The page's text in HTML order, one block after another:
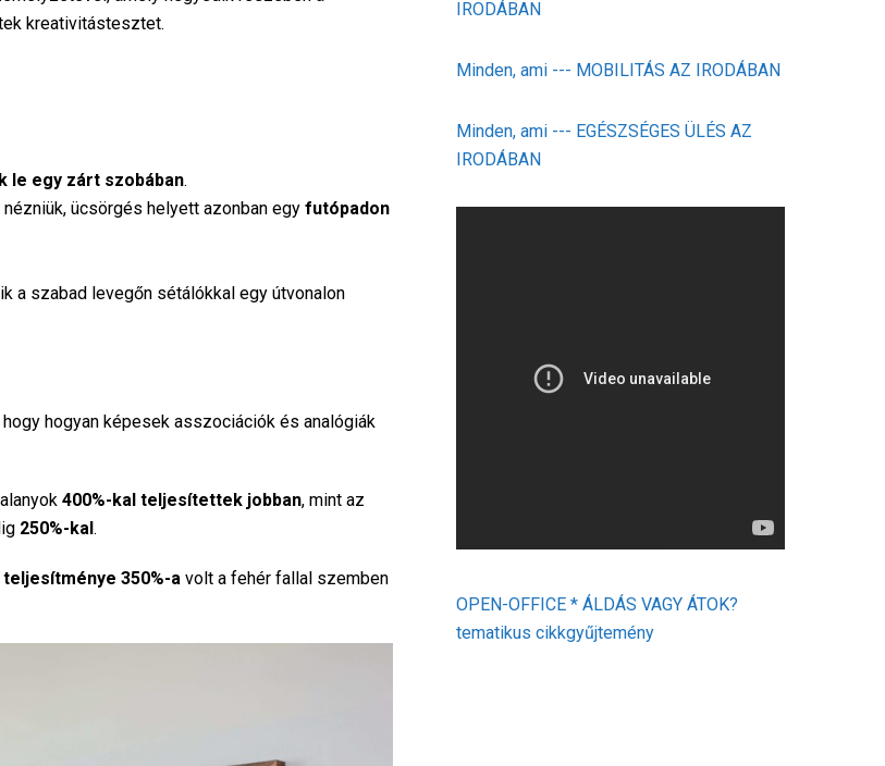
kreativitástesztet.
le egy zárt szobában.
ücsörgés helyett azonban egy futópadon
a szabad levegőn sétálókkal egy útvonalon
hogy hogyan képesek asszociációk és analógiák
400%-kal teljesítettek jobban, mint az
250%-kal.
teljesítménye 350%-a volt a fehér fallal szemben
IRODÁBAN
Minden, ami --- MOBILITÁS AZ IRODÁBAN
Minden, ami --- EGÉSZSÉGES ÜLÉS AZ
IRODÁBAN
OPEN-OFFICE * ÁLDÁS VAGY ÁTOK?
tematikus cikkgyűjtemény